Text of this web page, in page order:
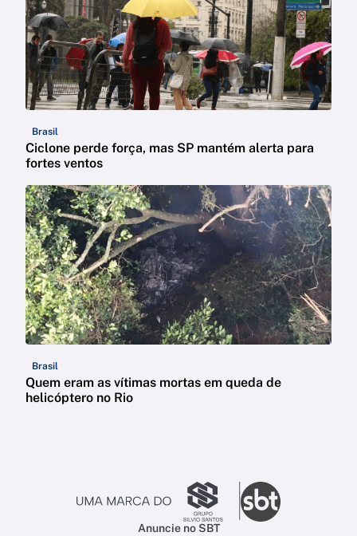
Brasil
Ciclone perde força, mas SP mantém alerta para
fortes ventos
Brasil
Quem eram as vítimas mortas em queda de
helicóptero no Rio
Anuncie no SBT